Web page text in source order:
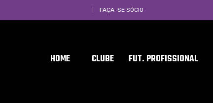
FAÇA-SE SÓCIO
HOME CLUBE FUT. PROFISSIONAL